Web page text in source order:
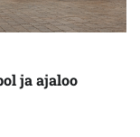
ja ajaloo